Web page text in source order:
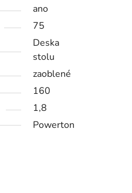
ano
75
Deska
stolu
zaoblené
160
1,8
Powerton